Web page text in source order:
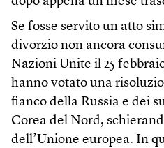
Se fosse servito un atto
divorzio non ancora
Nazioni Unite il 25
hanno votato una
fianco della Russia e dei
Corea del Nord,
dell’Unione europea. In